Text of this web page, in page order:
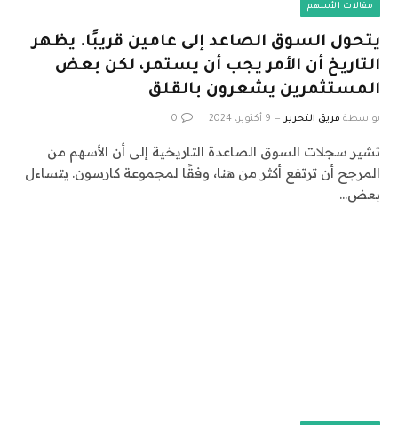
مقالات الأسهم
يتحول السوق الصاعد إلى عامين قريبًا. يظهر
التاريخ أن الأمر يجب أن يستمر، لكن بعض
المستثمرين يشعرون بالقلق
بواسطة فريق التحرير 9 أكتوبر، 2024 0
تشير سجلات السوق الصاعدة التاريخية إلى أن الأسهم من
المرجح أن ترتفع أكثر من هنا، وفقًا لمجموعة كارسون. يتساءل
بعض…